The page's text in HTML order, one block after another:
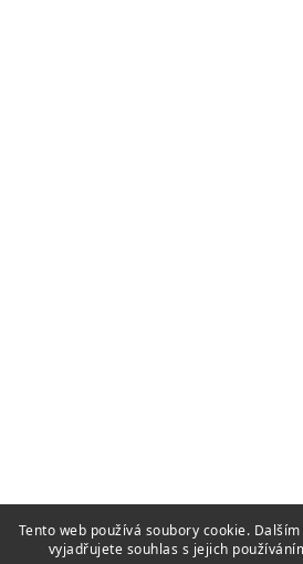
Tento web používá soubory cookie.
vyjadřujete souhlas s jejich